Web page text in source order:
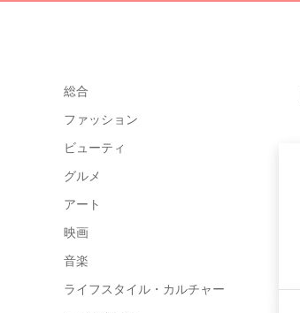
総合
ファッション
ビューティ
グルメ
アート
映画
音楽
ライフスタイル・カルチャー